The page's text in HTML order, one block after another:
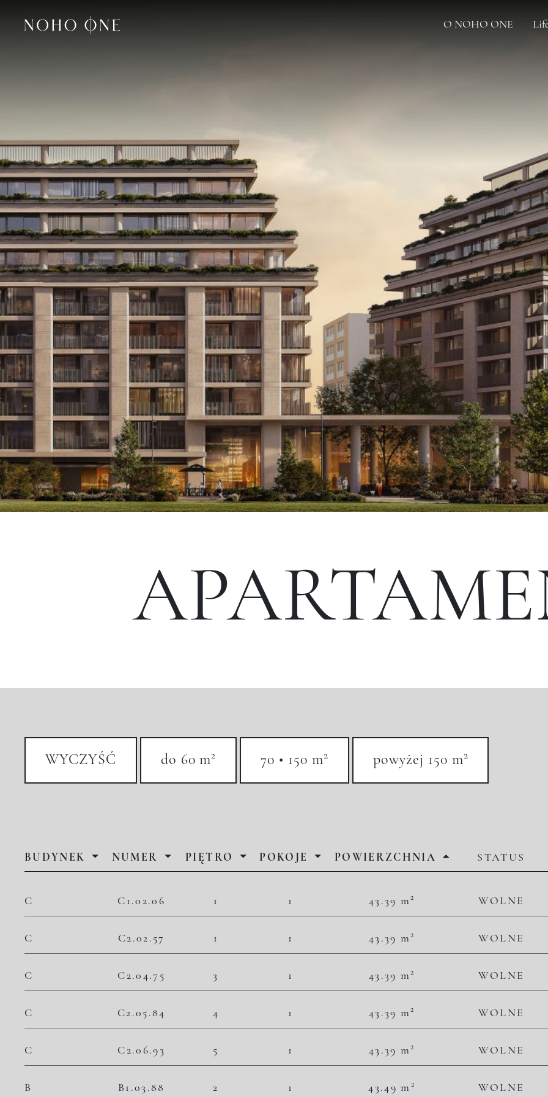
O NOHO ONE
WYCZYŚĆ do 60 m2 70 • 150 m2 powyżej 150 m2
BUDYNEK NUMER PIĘTRO POKOJE POWIERZCHNIA STATUS
C C1.02.06 1 1 43.39 m2 WOLNE
49 781,06 zł/m
2 160 000,00 zł
C C2.02.57 1 1 43.39 m2 WOLNE
49 781,06 zł/m
2 160 000,00 zł
C C2.04.75 3 1 43.39 m2 WOLNE
52 316,20 zł/m
2 270 000,00 zł
C C2.05.84 4 1 43.39 m2 WOLNE
53 468,54 zł/m
2 320 000,00 zł
C C2.06.93 5 1 43.39 m2 WOLNE
54 390,41 zł/m
2 360 000,00 zł
B B1.03.88 2 1 43.49 m 2 WOLNE
51 736,03 zł/m